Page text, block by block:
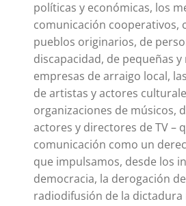
políticas y económicas, los
comunicación cooperativos,
pueblos originarios, de
discapacidad, de pequeñas y
empresas de arraigo local,
de artistas y actores
organizaciones de músicos,
actores y directores de TV –
comunicación como un
que impulsamos, desde los
democracia, la derogación
radiodifusión de la dictadura